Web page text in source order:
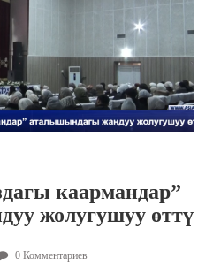
каармандар”
жолугушуу өттү
0 Комментариев